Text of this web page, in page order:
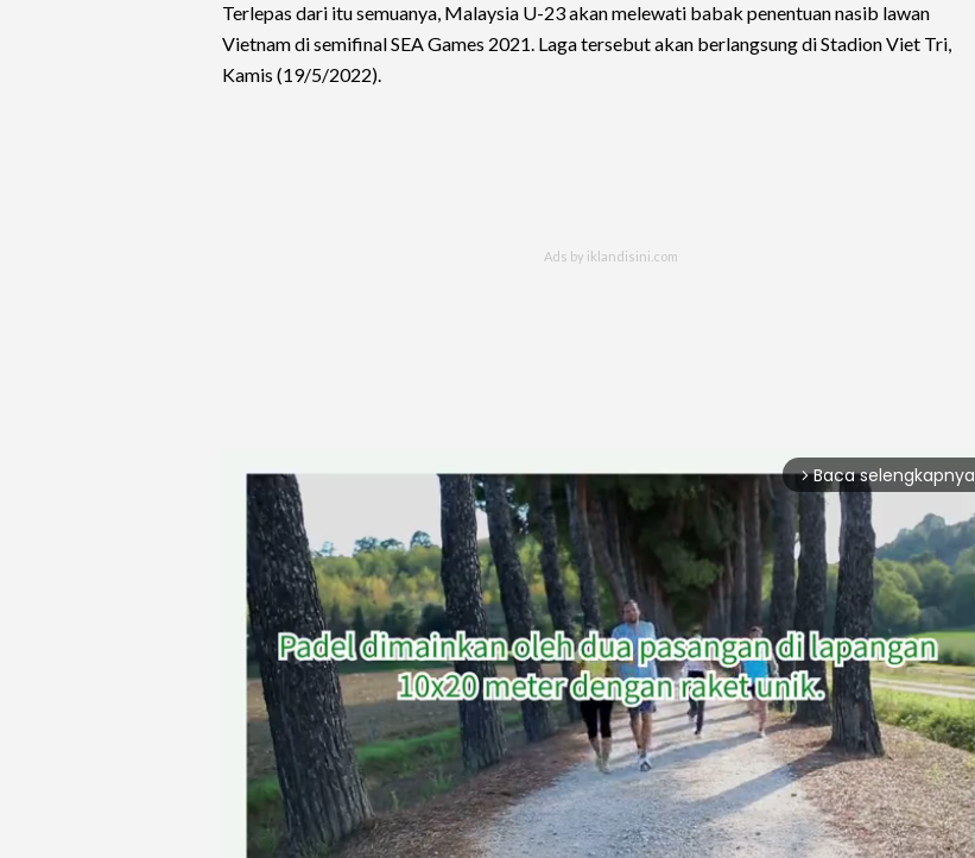
Terlepas dari itu semuanya, Malaysia U-23 akan melewati babak penentuan nasib lawan
Vietnam di semifinal SEA Games 2021. Laga tersebut akan berlangsung di Stadion Viet Tri,
Kamis (19/5/2022).
arrow_forward_ios Baca selengkapnya